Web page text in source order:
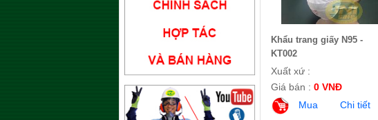
Khẩu trang giấy N95 -
KT002
Xuất xứ :
Giá bán : 0 VNĐ
Mua
Chi tiết